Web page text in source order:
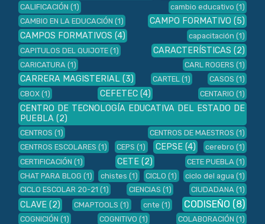
CALIFICACIÓN (1) cambio educativo (1)
CAMBIO EN LA EDUCACIÓN (1) CAMPO FORMATIVO (5)
CAMPOS FORMATIVOS (4) capacitación (1)
CAPITULOS DEL QUIJOTE (1) CARACTERÍSTICAS (2)
CARICATURA (1) CARL ROGERS (1)
CARRERA MAGISTERIAL (3) CARTEL (1) CASOS (1)
CBOX (1) CEFETEC (4) CENTARIO (1)
CENTRO DE TECNOLOGÍA EDUCATIVA DEL ESTADO DE
PUEBLA (2)
CENTROS (1) CENTROS DE MAESTROS (1)
CENTROS ESCOLARES (1) CEPS (1) CEPSE (4) cerebro (1)
CERTIFICACIÓN (1) CETE (2) CETE PUEBLA (1)
CHAT PARA BLOG (1) chistes (1) CICLO (1) ciclo del agua (1)
CICLO ESCOLAR 20-21 (1) CIENCIAS (1) CIUDADANA (1)
CLAVE (2) CMAPTOOLS (1) cnte (1) CODISEÑO (8)
COGNICIÓN (1) COGNITIVO (1) COLABORACIÓN (1)